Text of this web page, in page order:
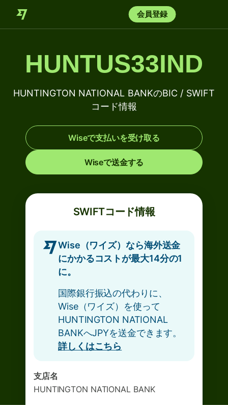
会員登録
HUNTUS33IND
HUNTINGTON NATIONAL BANKのBIC / SWIFT
コード情報
Wiseで支払いを受け取る
Wiseで送金する
SWIFTコード情報
Wise（ワイズ）なら海外送金
にかかるコストが最大14分の1
に。
国際銀行振込の代わりに、
Wise（ワイズ）を使って
HUNTINGTON NATIONAL
BANKへJPYを送金できます。
詳しくはこちら
支店名
HUNTINGTON NATIONAL BANK